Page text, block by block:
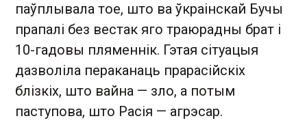
паўплывала тое, што ва ўкраінскай Бучы
прапалі без вестак яго траюрадны брат і
10-гадовы пляменнік. Гэтая сітуацыя
дазволіла пераканаць прарасійскіх
блізкіх, што вайна — зло, а потым
паступова, што Расія — агрэсар.